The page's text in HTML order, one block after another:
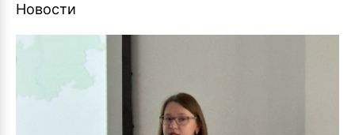
Новости